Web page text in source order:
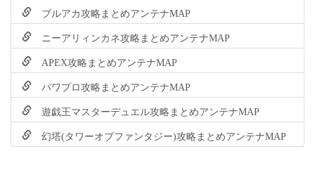
ブルアカ攻略まとめアンテナMAP
ニーアリィンカネ攻略まとめアンテナMAP
APEX攻略まとめアンテナMAP
パワプロ攻略まとめアンテナMAP
遊戯王マスターデュエル攻略まとめアンテナMAP
幻塔(タワーオブファンタジー)攻略まとめアンテナMAP